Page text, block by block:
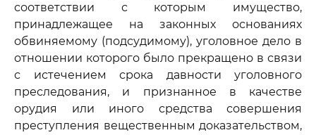
соответствии с которым имущество,
принадлежащее на законных основаниях
обвиняемому (подсудимому), уголовное дело в
отношении которого было прекращено в связи
с истечением срока давности уголовного
преследования, и признанное в качестве
орудия или иного средства совершения
преступления вещественным доказательством,